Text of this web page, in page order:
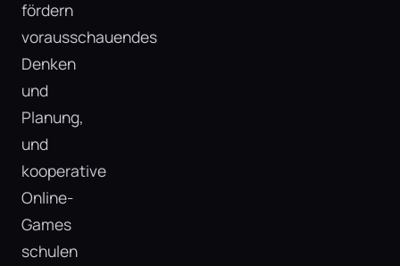
fördern
vorausschauendes
Denken
und
Planung,
und
kooperative
Online-
Games
schulen